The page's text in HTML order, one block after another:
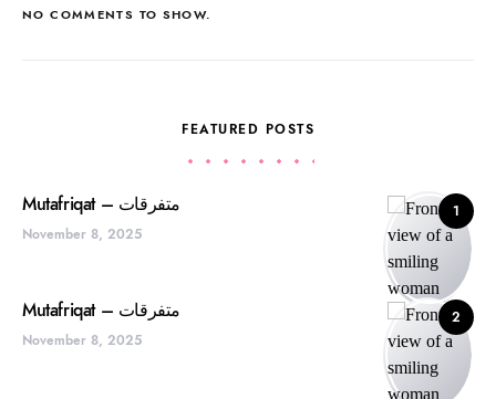
NO COMMENTS TO SHOW.
FEATURED POSTS
1 Mutafriqat – متفرقات
November 8, 2025
2 Mutafriqat – متفرقات
November 8, 2025